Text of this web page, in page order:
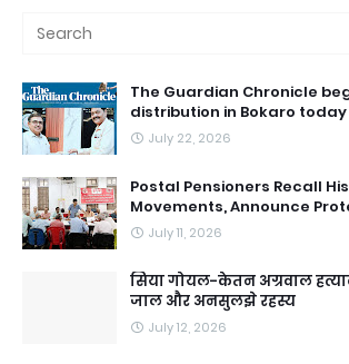
The Guardian Chronicle
distribution in Bokaro today
July 22, 2026
Postal Pensioners Recall
Movements, Announce
July 11, 2026
सिया गोयल-केतन अग्रवाल
जाल और अनसुलझे रहस्य
July 12, 2026